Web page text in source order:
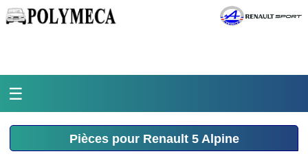
☰
Accueil
Pièces pour Renault 5 Alpine